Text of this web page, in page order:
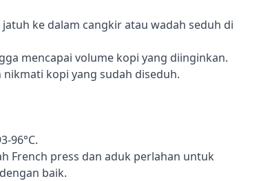
ke dalam cangkir atau wadah seduh di
mencapai volume kopi yang diinginkan.
kopi yang sudah diseduh.
96°C.
French press dan aduk perlahan untuk
baik.